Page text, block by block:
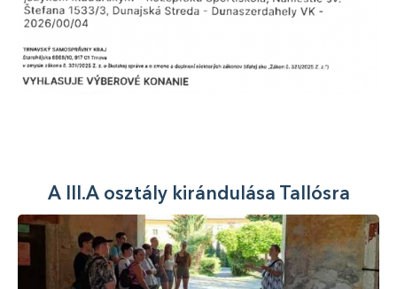
A III.A osztály kirándulása Tallósra